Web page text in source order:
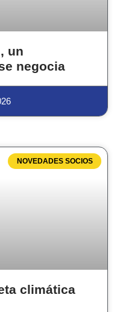
un
negocia
NOVEDADES SOCIOS
climática